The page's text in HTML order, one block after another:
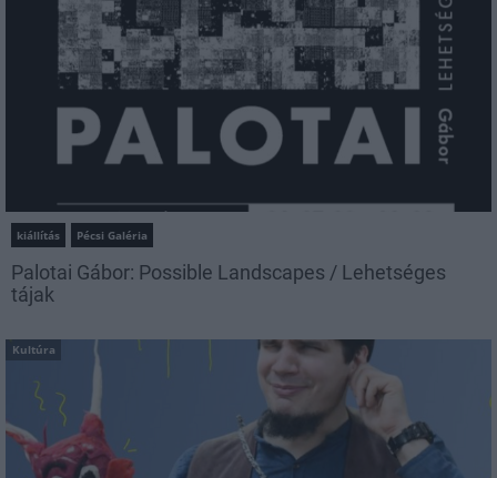
kiállítás Pécsi Galéria
Palotai Gábor: Possible Landscapes / Lehetséges
tájak
Kultúra